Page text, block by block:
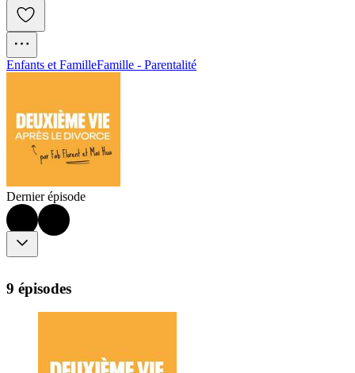
Enfants et FamilleFamille - Parentalité
Dernier épisode
9 épisodes